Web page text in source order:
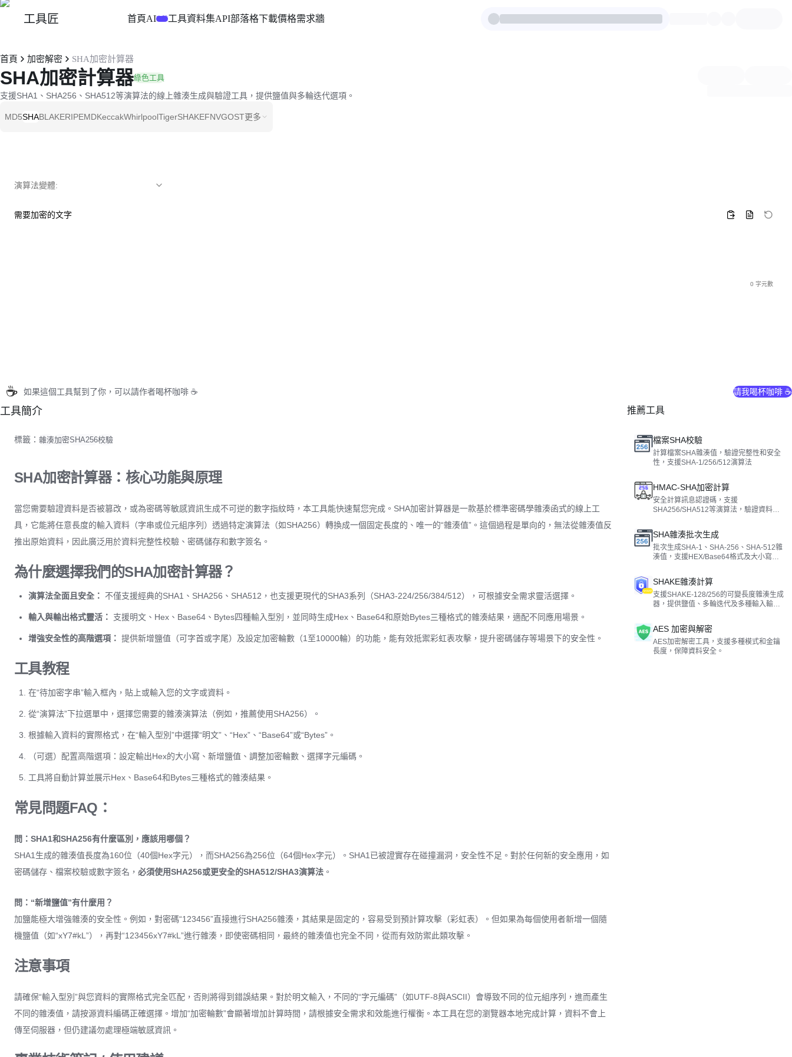
工具匠 首頁AI實驗工具資料集API部落格下載價格需求牆
首頁 加密解密 SHA加密計算器
SHA加密計算器綠色工具
支援SHA1、SHA256、SHA512等演算法的線上雜湊生成與驗證工具，提供鹽值與多輪迭代選項。
MD5SHABLAKERIPEMDKeccakWhirlpoolTigerSHAKEFNVGOST更多
演算法變體:
需要加密的文字
0 字元數
☕ 如果這個工具幫到了你，可以請作者喝杯咖啡 ☕ 請我喝杯咖啡 ☕
工具簡介
標籤： 雜湊加密SHA256校驗
SHA加密計算器：核心功能與原理
當您需要驗證資料是否被篡改，或為密碼等敏感資訊生成不可逆的數字指紋時，本工具能快速幫您完成。SHA加密計算器是一款基於標準密碼學雜湊函式的線上工
具，它能將任意長度的輸入資料（字串或位元組序列）透過特定演算法（如SHA256）轉換成一個固定長度的、唯一的“雜湊值”。這個過程是單向的，無法從雜湊值反
推出原始資料，因此廣泛用於資料完整性校驗、密碼儲存和數字簽名。
為什麼選擇我們的SHA加密計算器？
演算法全面且安全： 不僅支援經典的SHA1、SHA256、SHA512，也支援更現代的SHA3系列（SHA3-224/256/384/512），可根據安全需求靈活選擇。
輸入與輸出格式靈活： 支援明文、Hex、Base64、Bytes四種輸入型別，並同時生成Hex、Base64和原始Bytes三種格式的雜湊結果，適配不同應用場景。
增強安全性的高階選項： 提供新增鹽值（可字首或字尾）及設定加密輪數（1至10000輪）的功能，能有效抵禦彩虹表攻擊，提升密碼儲存等場景下的安全性。
工具教程
在“待加密字串”輸入框內，貼上或輸入您的文字或資料。
從“演算法”下拉選單中，選擇您需要的雜湊演算法（例如，推薦使用SHA256）。
根據輸入資料的實際格式，在“輸入型別”中選擇“明文”、“Hex”、“Base64”或“Bytes”。
（可選）配置高階選項：設定輸出Hex的大小寫、新增鹽值、調整加密輪數、選擇字元編碼。
工具將自動計算並展示Hex、Base64和Bytes三種格式的雜湊結果。
常見問題FAQ：
問：SHA1和SHA256有什麼區別，應該用哪個？
SHA1生成的雜湊值長度為160位（40個Hex字元），而SHA256為256位（64個Hex字元）。SHA1已被證實存在碰撞漏洞，安全性不足。對於任何新的安全應用，如
密碼儲存、檔案校驗或數字簽名， 必須使用SHA256或更安全的SHA512/SHA3演算法 。
問：“新增鹽值”有什麼用？
加鹽能極大增強雜湊的安全性。例如，對密碼“123456”直接進行SHA256雜湊，其結果是固定的，容易受到預計算攻擊（彩虹表）。但如果為每個使用者新增一個隨
機鹽值（如“xY7#kL”），再對“123456xY7#kL”進行雜湊，即使密碼相同，最終的雜湊值也完全不同，從而有效防禦此類攻擊。
注意事項
請確保“輸入型別”與您資料的實際格式完全匹配，否則將得到錯誤結果。對於明文輸入，不同的“字元編碼”（如UTF-8與ASCII）會導致不同的位元組序列，進而產生
不同的雜湊值，請按源資料編碼正確選擇。增加“加密輪數”會顯著增加計算時間，請根據安全需求和效能進行權衡。本工具在您的瀏覽器本地完成計算，資料不會上
傳至伺服器，但仍建議勿處理極端敏感資訊。
推薦工具
檔案SHA校驗
計算檔案SHA雜湊值，驗證完整性和安全
性，支援SHA-1/256/512演算法
HMAC-SHA加密計算
安全計算訊息認證碼，支援
SHA256/SHA512等演算法，驗證資料完
SHA雜湊批次生成
批次生成SHA-1、SHA-256、SHA-512雜
湊值，支援HEX/Base64格式及大小寫轉
SHAKE雜湊計算
支援SHAKE-128/256的可變長度雜湊生成
器，提供鹽值、多輪迭代及多種輸入輸出
AES 加密與解密
AES加密解密工具，支援多種模式和金鑰
長度，保障資料安全。